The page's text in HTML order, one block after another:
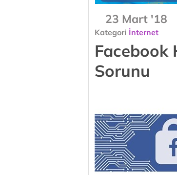
23 Mart '18
Kategori İnternet
Facebook
Sorunu